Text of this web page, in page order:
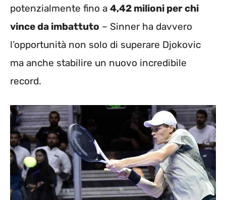
potenzialmente fino a 4,42 milioni per chi
vince da imbattuto – Sinner ha davvero
l’opportunità non solo di superare Djokovic
ma anche stabilire un nuovo incredibile
record.